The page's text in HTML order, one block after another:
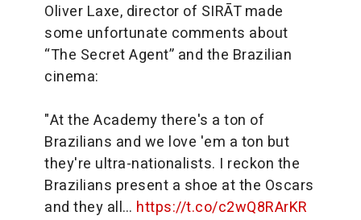
Oliver Laxe, director of SIRĀT made
some unfortunate comments about
“The Secret Agent” and the Brazilian
cinema:
"At the Academy there's a ton of
Brazilians and we love 'em a ton but
they're ultra-nationalists. I reckon the
Brazilians present a shoe at the Oscars
and they all… https://t.co/c2wQ8RArKR